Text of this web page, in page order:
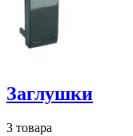
Заглушки
3 товара